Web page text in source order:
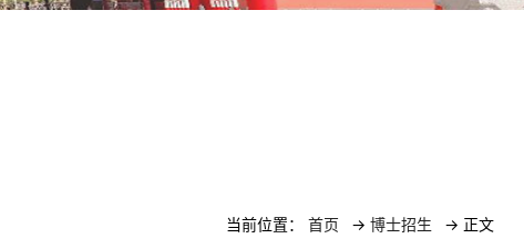
当前位置：首页 ->博士招生 -> 正文